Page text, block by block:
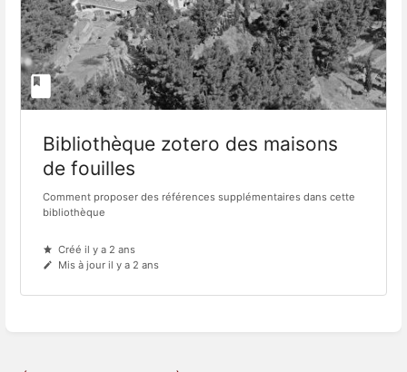
Bibliothèque zotero des maisons
de fouilles
Comment proposer des références supplémentaires dans cette
bibliothèque
Créé il y a 2 ans
Mis à jour il y a 2 ans